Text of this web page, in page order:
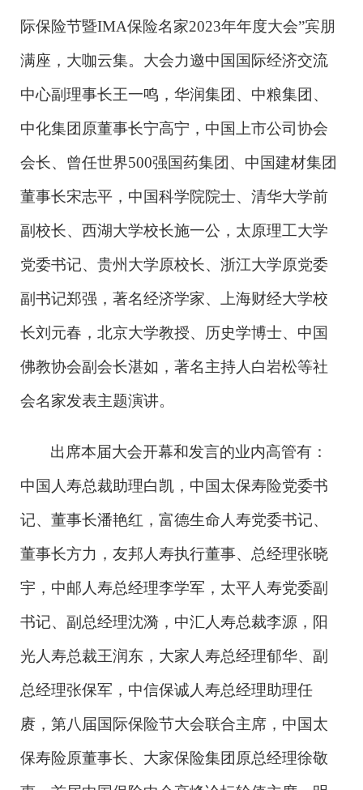
际保险节暨IMA保险名家2023年年度大会”宾朋
满座，大咖云集。大会力邀中国国际经济交流
中心副理事长王一鸣，华润集团、中粮集团、
中化集团原董事长宁高宁，中国上市公司协会
会长、曾任世界500强国药集团、中国建材集团
董事长宋志平，中国科学院院士、清华大学前
副校长、西湖大学校长施一公，太原理工大学
党委书记、贵州大学原校长、浙江大学原党委
副书记郑强，著名经济学家、上海财经大学校
长刘元春，北京大学教授、历史学博士、中国
佛教协会副会长湛如，著名主持人白岩松等社
会名家发表主题演讲。
出席本届大会开幕和发言的业内高管有：
中国人寿总裁助理白凯，中国太保寿险党委书
记、董事长潘艳红，富德生命人寿党委书记、
董事长方力，友邦人寿执行董事、总经理张晓
宇，中邮人寿总经理李学军，太平人寿党委副
书记、副总经理沈漪，中汇人寿总裁李源，阳
光人寿总裁王润东，大家人寿总经理郁华、副
总经理张保军，中信保诚人寿总经理助理任
赓，第八届国际保险节大会联合主席，中国太
保寿险原董事长、大家保险集团原总经理徐敬